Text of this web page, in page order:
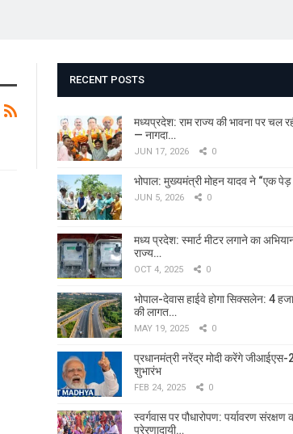
RECENT POSTS
मध्यप्रदेश: राम राज्य की भावना पर चल
— नागदा…
JUN 17, 2026 0
भोपाल: मुख्यमंत्री मोहन यादव ने “एक
JUN 5, 2026 0
मध्य प्रदेश: स्मार्ट मीटर लगाने का
राज्य…
OCT 4, 2025 0
भोपाल-देवास हाईवे होगा सिक्सलेन: 4
की लागत…
MAY 19, 2025 0
प्रधानमंत्री नरेंद्र मोदी करेंगे
शुभारंभ
FEB 24, 2025 0
स्वर्गवास पर पौधारोपण: पर्यावरण संरक्षण
प्रेरणादायी…